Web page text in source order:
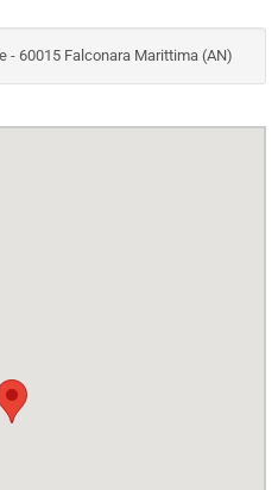
- 60015 Falconara Marittima (AN)